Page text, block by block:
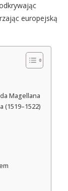
europejską
Magellana
(1519–1522)